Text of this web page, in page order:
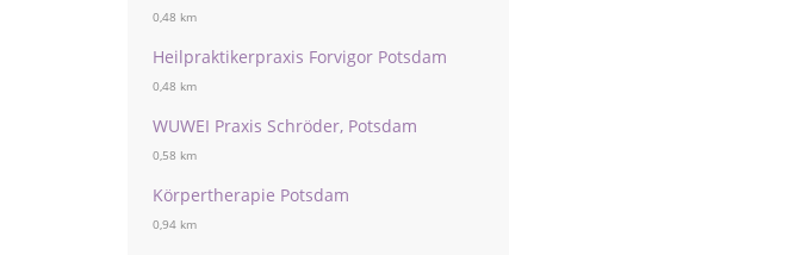
0,48 km
Heilpraktikerpraxis Forvigor Potsdam
0,48 km
WUWEI Praxis Schröder, Potsdam
0,58 km
Körpertherapie Potsdam
0,94 km